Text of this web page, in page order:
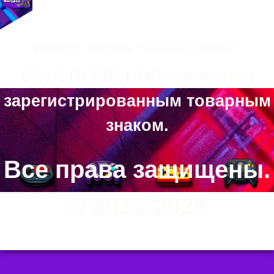
зарегистрированным товарным
знаком.
Все права защищены.